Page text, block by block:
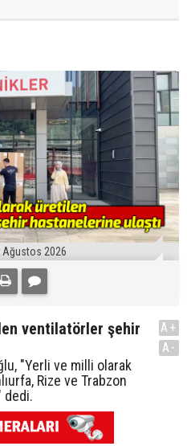
Ağustos 2026
ventilatörler şehir
"Yerli ve milli olarak
Rize ve Trabzon
dedi.
A+
A-